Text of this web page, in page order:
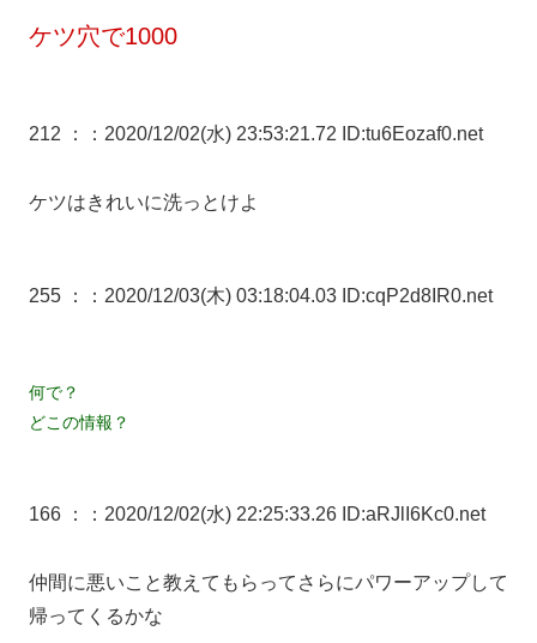
ケツ穴で1000
212 ： ：2020/12/02(水) 23:53:21.72 ID:tu6Eozaf0.net
ケツはきれいに洗っとけよ
255 ： ：2020/12/03(木) 03:18:04.03 ID:cqP2d8IR0.net
何で？
どこの情報？
166 ： ：2020/12/02(水) 22:25:33.26 ID:aRJlI6Kc0.net
仲間に悪いこと教えてもらってさらにパワーアップして
帰ってくるかな